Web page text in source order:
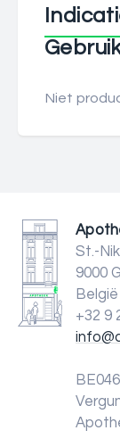
Niet
St.-
9000
België
+32 9